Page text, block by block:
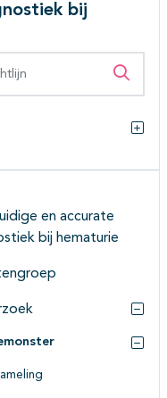
bij
en accurate
bij hematurie